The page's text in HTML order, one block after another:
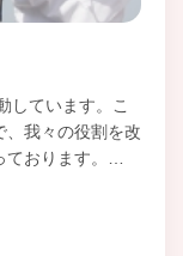
しています。こ
、我々の役割を改
おります。